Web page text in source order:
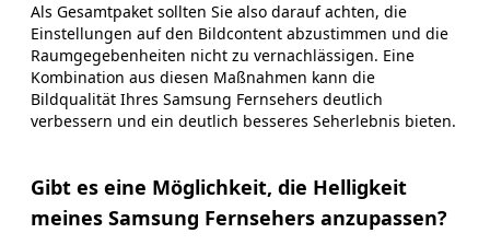
Als Gesamtpaket sollten Sie also darauf achten, die
Einstellungen auf den Bildcontent abzustimmen und die
Raumgegebenheiten nicht zu vernachlässigen. Eine
Kombination aus diesen Maßnahmen kann die
Bildqualität Ihres Samsung Fernsehers deutlich
verbessern und ein deutlich besseres Seherlebnis bieten.
Gibt es eine Möglichkeit, die Helligkeit
meines Samsung Fernsehers anzupassen?